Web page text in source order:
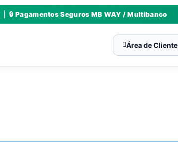
| 🔒Pagamentos Seguros MB WAY / Multibanco
Área de Cliente